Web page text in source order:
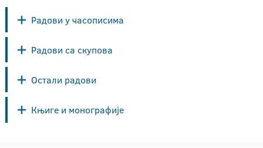
Радови у часописима
Радови са скупова
Остали радови
Књиге и монографије